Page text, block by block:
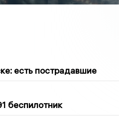
есть пострадавшие
беспилотник